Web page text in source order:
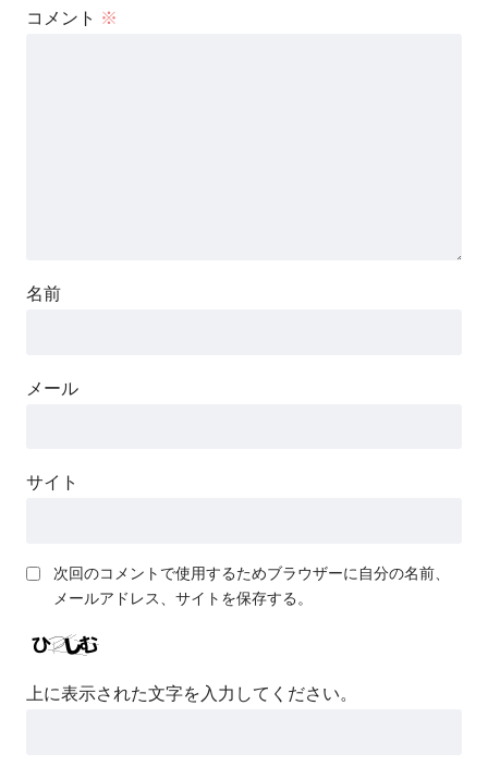
コメント ※
名前
メール
サイト
次回のコメントで使用するためブラウザーに自分の名前、
メールアドレス、サイトを保存する。
上に表示された文字を入力してください。